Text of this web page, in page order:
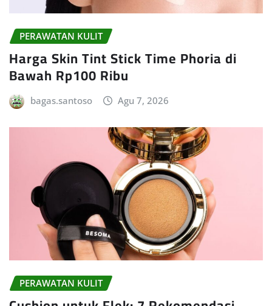
PERAWATAN KULIT
Harga Skin Tint Stick Time Phoria di
Bawah Rp100 Ribu
bagas.santoso Agu 7, 2026
PERAWATAN KULIT